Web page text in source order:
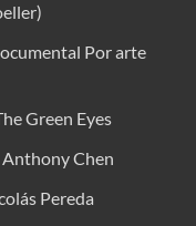
Por arte
Green Eyes
Anthony Chen
Pereda